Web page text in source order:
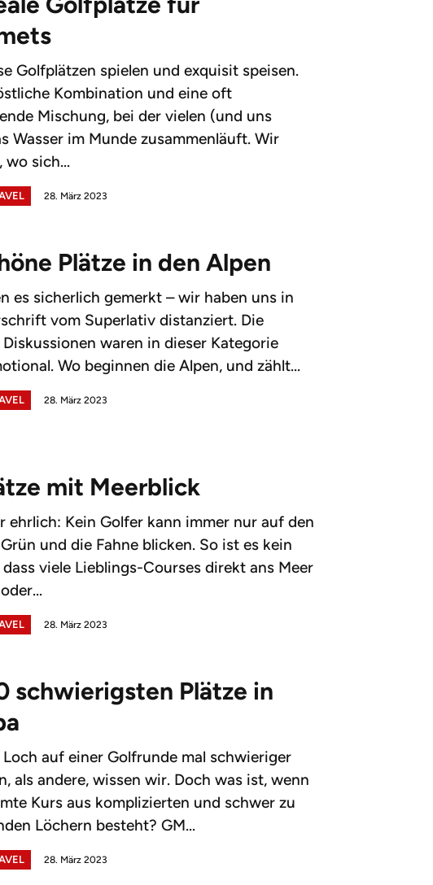
Golfplätzen spielen und exquisit speisen.
Kombination und eine oft
Mischung, bei der vielen (und uns
Wasser im Munde zusammenläuft. Wir
wo sich...
28. März 2023
Plätze in den Alpen
es sicherlich gemerkt – wir haben uns in
vom Superlativ distanziert. Die
waren in dieser Kategorie
Wo beginnen die Alpen, und zählt...
28. März 2023
mit Meerblick
ehrlich: Kein Golfer kann immer nur auf den
und die Fahne blicken. So ist es kein
viele Lieblings-Courses direkt ans Meer
28. März 2023
schwierigsten Plätze in
Loch auf einer Golfrunde mal schwieriger
als andere, wissen wir. Doch was ist, wenn
Kurs aus komplizierten und schwer zu
Löchern besteht? GM...
28. März 2023